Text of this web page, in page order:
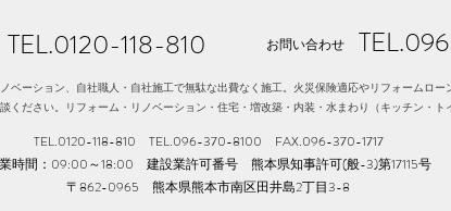
TEL.0120-118-810 お問い合わせ
ーション、自社職人・自社施工で無駄な出費なく施工。火災保険適応やリフォームロー
ください。リフォーム・リノベーション・住宅・増改築・内装・水まわり（キッチン・
TEL.0120-118-810 TEL.096-370-8100​ FAX.096-370-1717
時間：09:00～18:00 建設業許可番号 熊本県知事許可(般-3)第17115号
〒862-0965 熊本県熊本市南区田井島2丁目3-8